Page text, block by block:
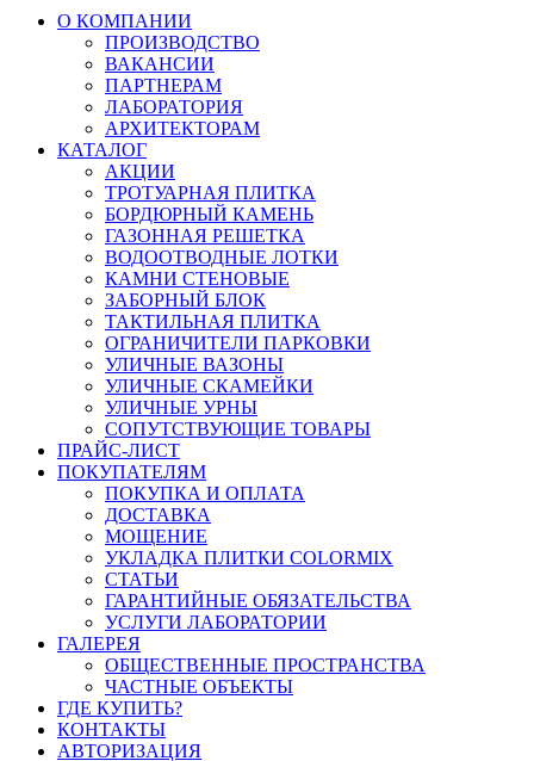
О КОМПАНИИ
ПРОИЗВОДСТВО
ВАКАНСИИ
ПАРТНЕРАМ
ЛАБОРАТОРИЯ
АРХИТЕКТОРАМ
КАТАЛОГ
АКЦИИ
ТРОТУАРНАЯ ПЛИТКА
БОРДЮРНЫЙ КАМЕНЬ
ГАЗОННАЯ РЕШЕТКА
ВОДООТВОДНЫЕ ЛОТКИ
КАМНИ СТЕНОВЫЕ
ЗАБОРНЫЙ БЛОК
ТАКТИЛЬНАЯ ПЛИТКА
ОГРАНИЧИТЕЛИ ПАРКОВКИ
УЛИЧНЫЕ ВАЗОНЫ
УЛИЧНЫЕ СКАМЕЙКИ
УЛИЧНЫЕ УРНЫ
СОПУТСТВУЮЩИЕ ТОВАРЫ
ПРАЙС-ЛИСТ
ПОКУПАТЕЛЯМ
ПОКУПКА И ОПЛАТА
ДОСТАВКА
МОЩЕНИЕ
УКЛАДКА ПЛИТКИ COLORMIX
СТАТЬИ
ГАРАНТИЙНЫЕ ОБЯЗАТЕЛЬСТВА
УСЛУГИ ЛАБОРАТОРИИ
ГАЛЕРЕЯ
ОБЩЕСТВЕННЫЕ ПРОСТРАНСТВА
ЧАСТНЫЕ ОБЪЕКТЫ
ГДЕ КУПИТЬ?
КОНТАКТЫ
АВТОРИЗАЦИЯ